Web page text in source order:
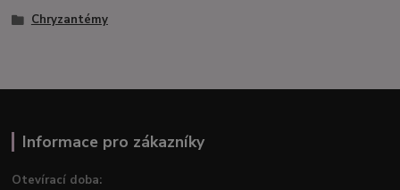
Chryzantémy
Informace pro zákazníky
Otevírací doba: